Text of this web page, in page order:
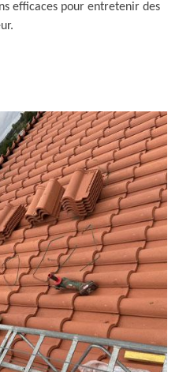
efficaces pour entretenir des